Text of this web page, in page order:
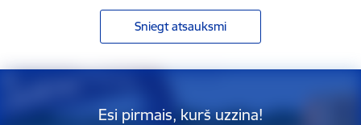
Sniegt atsauksmi
Esi pirmais, kurš uzzina!